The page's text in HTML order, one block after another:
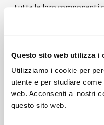
Questo sito web utilizza i
Utilizziamo i cookie per
utente e per studiare
web. Acconsenti ai nostri
questo sito web.
tutte le loro componenti
stampante 3D
la realizzazione di
OBIETTIVI: Gli obiettivi
le tempistiche di
anche più precisi dal
Definire e realizzare,